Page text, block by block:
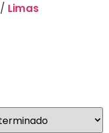
/ Limas